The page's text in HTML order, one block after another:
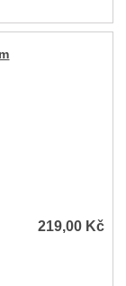
219,00 Kč